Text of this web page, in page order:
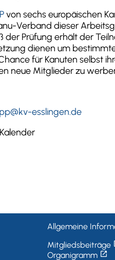
von sechs europäischen
Verband dieser
der Prüfung erhält der
dienen um
für Kanuten selbst
neue Mitglieder zu
esslingen.de
Allgemeine
Mitgliedsbeiträge
Organigramm open_in_new